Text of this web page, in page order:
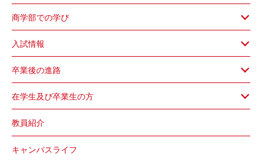
商学部での学び
入試情報
卒業後の進路
在学生及び卒業生の方
教員紹介
キャンパスライフ